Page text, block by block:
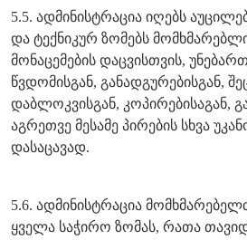
5.5. ადმინისტრაცია იღებს
და ტექნიკურ ზომებს
მონაცემების დაცვისთვის,
წვდომისგან, განადგურებისგან,
დაბლოკვისგან, კოპირებისაგან,
აგრეთვე მესამე პირების სხვა
დასაცავად.
5.6. ადმინისტრაცია
ყველა საჭირო ზომას, რათა